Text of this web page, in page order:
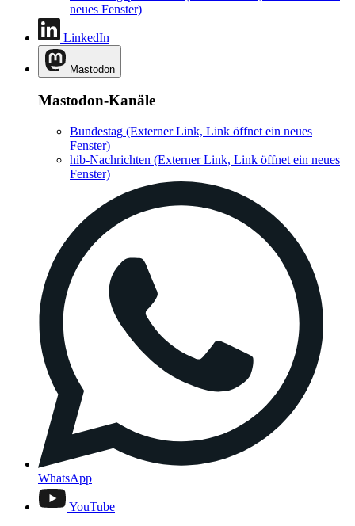
neues Fenster)
LinkedIn
Mastodon
Mastodon-Kanäle
Bundestag (Externer Link, Link öffnet ein neues
Fenster)
hib-Nachrichten (Externer Link, Link öffnet ein neues
Fenster)
WhatsApp
YouTube